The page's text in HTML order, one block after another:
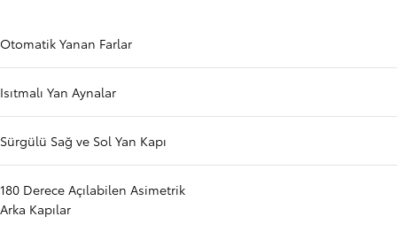
Otomatik Yanan Farlar
Isıtmalı Yan Aynalar
Sürgülü Sağ ve Sol Yan Kapı
180 Derece Açılabilen Asimetrik
Arka Kapılar